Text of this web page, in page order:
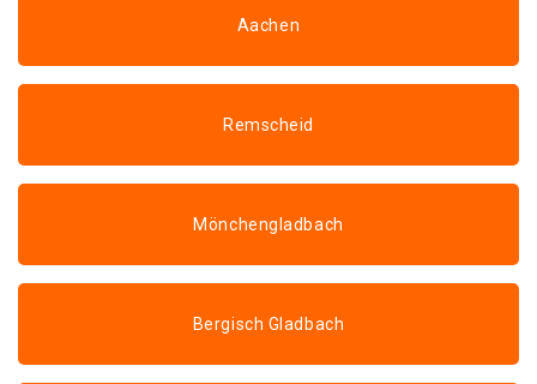
Aachen
Remscheid
Mönchengladbach
Bergisch Gladbach